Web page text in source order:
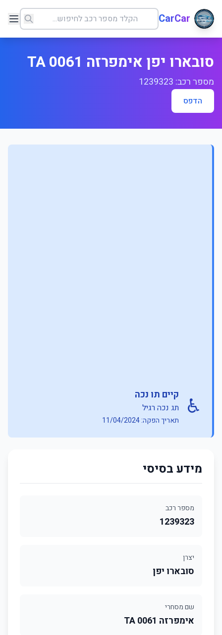
CarCar
סובארו יפן אימפרזה 0061 TA
מספר רכב: 1239323
הדפס
♿ קיים תו נכה
תג נכה רגיל
תאריך הפקה: 11/04/2024
מידע בסיסי
מספר רכב
1239323
יצרן
סובארו יפן
שם מסחרי
אימפרזה 0061 TA